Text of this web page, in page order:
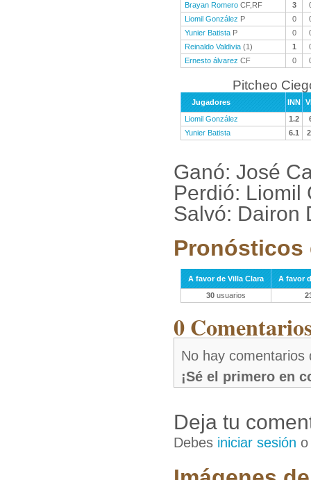
Brayan Romero CF,RF 3
Liomil González P 0
Yunier Batista P 0
Reinaldo Valdivia (1) 1
Ernesto álvarez CF 0
Pitcheo
Jugadores INN
Liomil González
1.2
Yunier Batista
6.1
Ganó: José
Perdió: Liomil
Salvó: Dairon
Pronósticos
A favor de Villa Clara
A favor
30 usuarios
0
No hay comentarios
¡Sé el primero en
Deja tu
Debes iniciar sesión